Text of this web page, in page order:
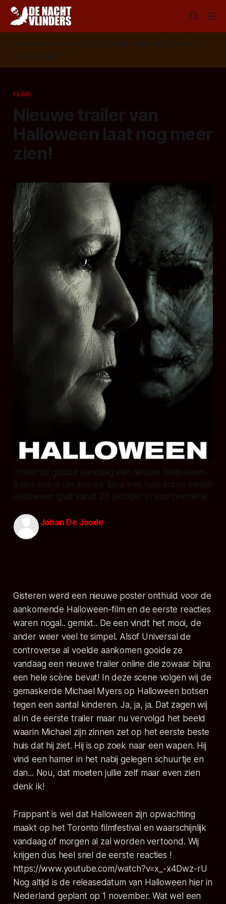
Volg ons op: 📣 RSS 📰 Google News 🦋 Bluesky
✉️
Nieuwsbrief
FILMS
Nieuwe trailer van
Halloween laat nog meer
zien!
Universal gooide vandaag een nieuwe Halloween-
trailer online die zowaar bijna een hele scène bevat!
Halloween gaat vanaf 26 oktober in voorpremière.
Johan De Joode
Gisteren werd een nieuwe poster onthuld voor de
aankomende Halloween-film en de eerste reacties
waren nogal.. gemixt.. De een vindt het mooi, de
ander weer veel te simpel. Alsof Universal de
controverse al voelde aankomen gooide ze
vandaag een nieuwe trailer online die zowaar bijna
een hele scène bevat! In deze scene volgen wij de
gemaskerde Michael Myers op Halloween botsen
tegen een aantal kinderen. Ja, ja, ja. Dat zagen wij
al in de eerste trailer maar nu vervolgd het beeld
waarin Michael zijn zinnen zet op het eerste beste
huis dat hij ziet. Hij is op zoek naar een wapen. Hij
vind een hamer in het nabij gelegen schuurtje en
dan... Nou, dat moeten jullie zelf maar even zien
denk ik!
Frappant is wel dat Halloween zijn opwachting
maakt op het Toronto filmfestival en waarschijnlijk
vandaag of morgen al zal worden vertoond. Wij
krijgen dus heel snel de eerste reacties !
https://www.youtube.com/watch?v=x_-x4Dwz-rU
Nog altijd is de releasedatum van Halloween hier in
Nederland geplant op 1 november. Wat wel een